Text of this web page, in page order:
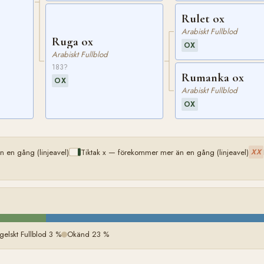
Ruga ox
Arabiskt Fullblod
183?
OX
Rulet ox
Arabiskt Fullblod
OX
Rumanka ox
Arabiskt Fullblod
OX
en gång (linjeavel) Tiktak x — förekommer mer än en gång (linjeavel) XX
Fullblod 3 % Okänd 23 %